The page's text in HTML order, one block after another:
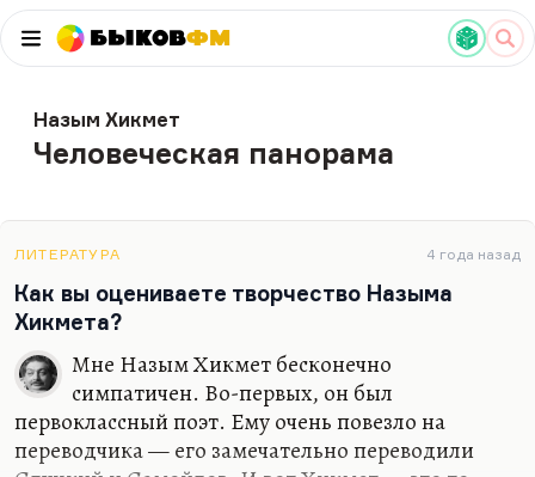
БыковФМ
Назым Хикмет
Человеческая панорама
ЛИТЕРАТУРА 4 года назад
Как вы оцениваете творчество Назыма
Хикмета?
Мне Назым Хикмет бесконечно
симпатичен. Во-первых, он был
первоклассный поэт. Ему очень повезло на
переводчика — его замечательно переводили